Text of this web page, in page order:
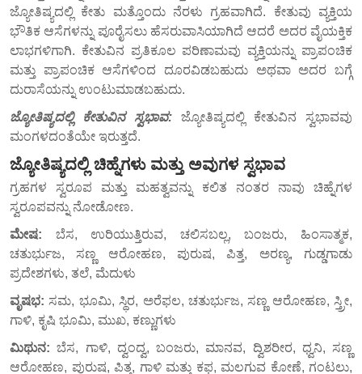
ಜ್ಯೋತಿಷ್ಯದಲ್ಲಿ ಕೇತು ಮತ್ತೊಂದು ನೆರಳು ಗ್ರಹವಾಗಿದೆ. ಕೇತುವು ವ್ಯಕ್ತಿಯ
ಭೌತಿಕ ಆಸೆಗಳನ್ನು ಪೂರೈಸಲು ಹೆಸರುವಾಸಿಯಾಗಿದೆ ಆದರೆ ಅದರ ವೈಯಕ್ತಿಕ
ಲಾಭಗಳಿಗಾಗಿ. ಕೇತುವಿನ ಪ್ರತಿಕೂಲ ಪರಿಣಾಮವು ವ್ಯಕ್ತಿಯನ್ನು ಪ್ರಾಪಂಚಿಕ
ಮತ್ತು ಪ್ರಾಪಂಚಿಕ ಆಸೆಗಳಿಂದ ದೂರವಿಡಬಹುದು ಅಥವಾ ಅದರ ಬಗ್ಗೆ
ದುರಾಸೆಯನ್ನು ಉಂಟುಮಾಡಬಹುದು.
ಜ್ಯೋತಿಷ್ಯದಲ್ಲಿ ಕೇತುವಿನ ಸ್ವಭಾವ: ಜ್ಯೋತಿಷ್ಯದಲ್ಲಿ ಕೇತುವಿನ ಸ್ವಭಾವವು
ಮಂಗಳದಂತೆಯೇ ಇರುತ್ತದೆ.
ಜ್ಯೋತಿಷ್ಯದಲ್ಲಿ ಚಿಹ್ನೆಗಳು ಮತ್ತು ಅವುಗಳ ಸ್ವಭಾವ
ಗ್ರಹಗಳ ಸ್ವರೂಪ ಮತ್ತು ಮಹತ್ವವನ್ನು ಕಲಿತ ನಂತರ ನಾವು ಚಿಹ್ನೆಗಳ
ಸ್ವರೂಪವನ್ನು ನೋಡೋಣ.
ಮೇಷ: ಬೆಸ, ಉರಿಯುತ್ತಿರುವ, ಚಲಿಸಬಲ್ಲ, ಬಂಜರು, ಹಿಂಸಾತ್ಮಕ,
ಚತುರ್ಭುಜ, ಸಣ್ಣ ಆರೋಹಣ, ಪುರುಷ, ಪಿತ್ತ, ಅರಣ್ಯ, ಗುಡ್ಡಗಾಡು
ಪ್ರದೇಶಗಳು, ತಲೆ, ಮೆದುಳು
ವೃಷಭ: ಸಮ, ಭೂಮಿ, ಸ್ಥಿರ, ಅರೆಫಲ, ಚತುರ್ಭುಜ, ಸಣ್ಣ ಆರೋಹಣ, ಸ್ತ್ರೀ,
ಗಾಳಿ, ಕೃಷಿ ಭೂಮಿ, ಮುಖ, ಕಣ್ಣುಗಳು
ಮಿಥುನ: ಬೆಸ, ಗಾಳಿ, ದ್ವಂದ್ವ, ಬಂಜರು, ಮಾನವ, ದ್ವಿಶರೀರ, ಧ್ವನಿ, ಸಣ್ಣ
ಆರೋಹಣ, ಪುರುಷ, ಪಿತ್ತ, ಗಾಳಿ ಮತ್ತು ಕಫ, ಮಲಗುವ ಕೋಣೆ, ಗಂಟಲು,